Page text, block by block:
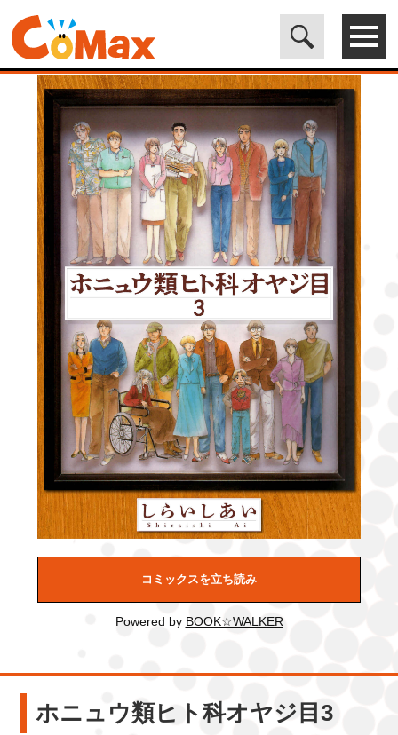
電子書籍マンガ CoMax(コマックス)公式サイト - 株式会社ICE>
LEGEND> ホニュウ類ヒト科オヤジ目3
コミックスを立ち読み
Powered by BOOK☆WALKER
ホニュウ類ヒト科オヤジ目3